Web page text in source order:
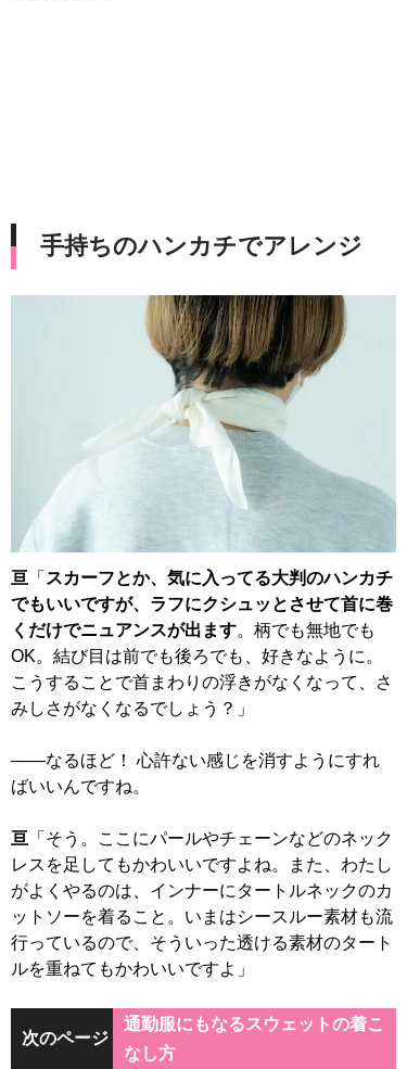
手持ちのハンカチでアレンジ
亘 「 スカーフとか、気に入ってる大判のハンカチ
でもいいですが、ラフにクシュッとさせて首に巻
くだけでニュアンスが出ます。柄でも無地でも
OK。結び目は前でも後ろでも、好きなように。
こうすることで首まわりの浮きがなくなって、さ
みしさがなくなるでしょう？」
――なるほど！ 心許ない感じを消すようにすれ
ばいいんですね。
亘 「そう。ここにパールやチェーンなどのネック
レスを足してもかわいいですよね。また、わたし
がよくやるのは、インナーにタートルネックのカ
ットソーを着ること。いまはシースルー素材も流
行っているので、そういった透ける素材のタート
ルを重ねてもかわいいですよ」
次のページ
通勤服にもなるスウェットの着こ
なし方